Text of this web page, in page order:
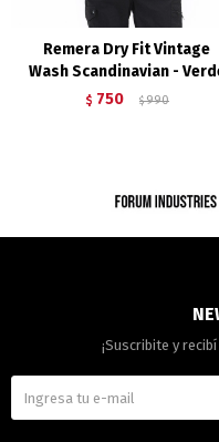
Remera Dry Fit Vintage
Wash Scandinavian -
$ 750 $ 990
¡Suscribite y